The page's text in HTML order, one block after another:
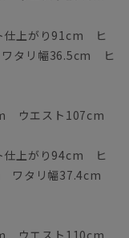
仕上がり91cm ヒ
タリ幅36.5cm ヒ
ウエスト107cm
仕上がり94cm ヒ
ワタリ幅37.4cm
ウエスト110cm